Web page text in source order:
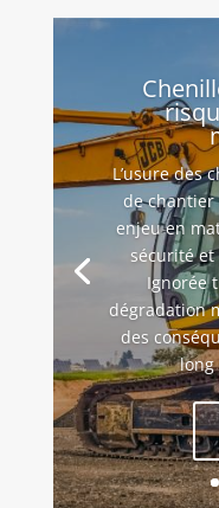
L’usure des
de
enjeu en
sécurité
Ignorée
dégradation
des
long